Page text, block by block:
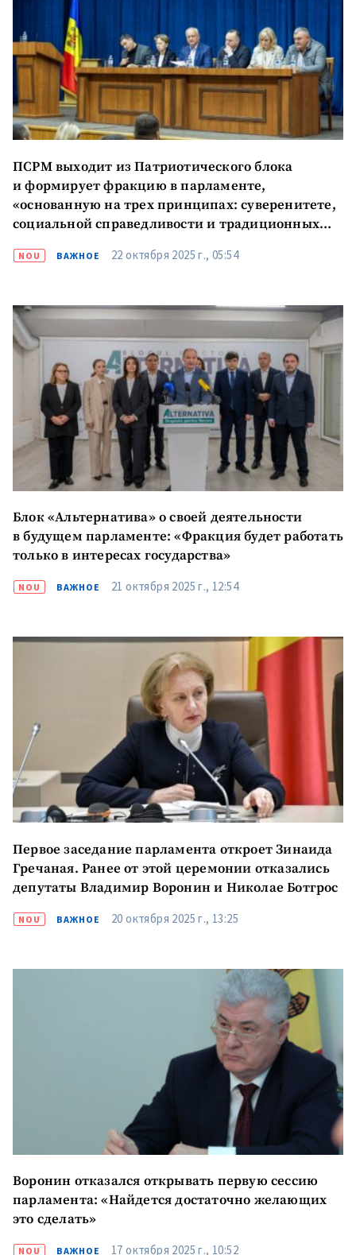
ПСРМ выходит из Патриотического блока
и формирует фракцию в парламенте,
«основанную на трех принципах: суверенитете,
социальной справедливости и традиционных
NOU ВАЖНОЕ 22 октября 2025 г., 05:54
Блок «Альтернатива» о своей деятельности
в будущем парламенте: «Фракция будет работать
только в интересах государства»
NOU ВАЖНОЕ 21 октября 2025 г., 12:54
Первое заседание парламента откроет Зинаида
Гречаная. Ранее от этой церемонии отказались
депутаты Владимир Воронин и Николае Ботгрос
NOU ВАЖНОЕ 20 октября 2025 г., 13:25
Воронин отказался открывать первую сессию
парламента: «Найдется достаточно желающих
это сделать»
NOU ВАЖНОЕ 17 октября 2025 г., 10:52